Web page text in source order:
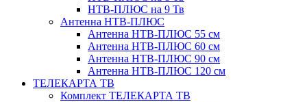
НТВ-ПЛЮС на 9 Тв
Антенна НТВ-ПЛЮС
Антенна НТВ-ПЛЮС 55 см
Антенна НТВ-ПЛЮС 60 см
Антенна НТВ-ПЛЮС 90 см
Антенна НТВ-ПЛЮС 120 см
ТЕЛЕКАРТА ТВ
Комплект ТЕЛЕКАРТА ТВ